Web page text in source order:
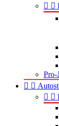
 
Pro-
 
 